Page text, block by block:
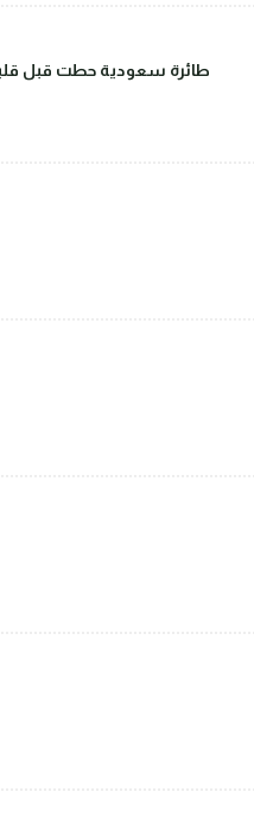
طائرة سعودية حطت قبل